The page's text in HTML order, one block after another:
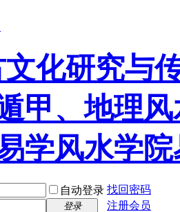
自动登录 找回密码
登录
注册会员